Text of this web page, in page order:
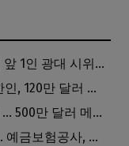
[화제] “내 돈 갚아라” 김원석씨 자택 앞 1인 광대 시위 … 한인 투자사, “108만 달러 못받아”
위조여권으로 미국 재입국한 추방 한인, 120만 달러 은행 사기 행각
연방 당국, LA 한인 간호사 지명수배 … 500만 달러 메디캐어 사기, 선고 직전 한국 도주
’10억 빚’ 안갚고 미국 온 한인 부부 … 예금보험공사, 미국서 소송